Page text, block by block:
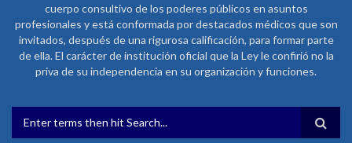
cuerpo consultivo de los poderes públicos en asuntos
profesionales y está conformada por destacados médicos que son
invitados, después de una rigurosa calificación, para formar parte
de ella. El carácter de institución oficial que la Ley le confirió no la
priva de su independencia en su organización y funciones.
FORMULARIO DE BÚSQUEDA